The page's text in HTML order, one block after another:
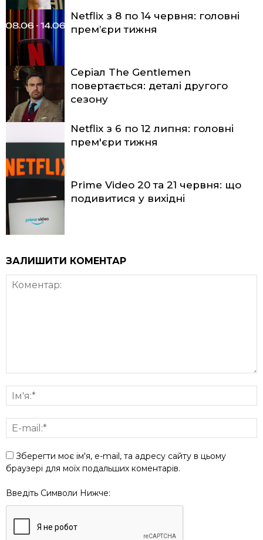
Netflix з 8 по 14 червня: головні
прем’єри тижня
Серіал The Gentlemen
повертається: деталі другого
сезону
Netflix з 6 по 12 липня: головні
прем'єри тижня
Prime Video 20 та 21 червня: що
подивитися у вихідні
ЗАЛИШИТИ КОМЕНТАР
Зберегти моє ім'я, e-mail, та адресу сайту в цьому
браузері для моїх подальших коментарів.
Введіть Символи Нижче: